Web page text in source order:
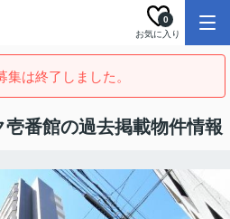
お気に入り
0
集は終了しました。
番館の過去掲載物件情報